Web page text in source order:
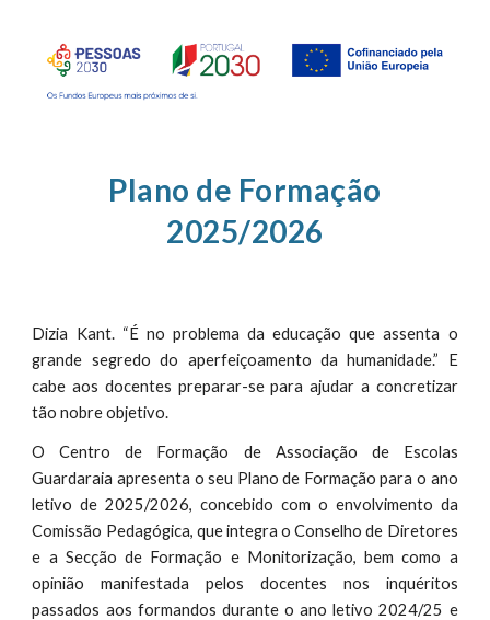
Plano de Formação
2025/2026
Dizia Kant. “É no problema da educação que assenta o
grande segredo do aperfeiçoamento da humanidade.” E
cabe aos docentes preparar-se para ajudar a concretizar
tão nobre objetivo.
O Centro de Formação de Associação de Escolas
Guardaraia apresenta o seu Plano de Formação para o ano
letivo de 2025/2026, concebido com o envolvimento da
Comissão Pedagógica, que integra o Conselho de Diretores
e a Secção de Formação e Monitorização, bem como a
opinião manifestada pelos docentes nos inquéritos
passados aos formandos durante o ano letivo 2024/25 e